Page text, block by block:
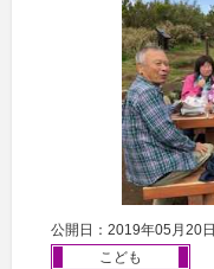
公開日：2019年05月20日
こども